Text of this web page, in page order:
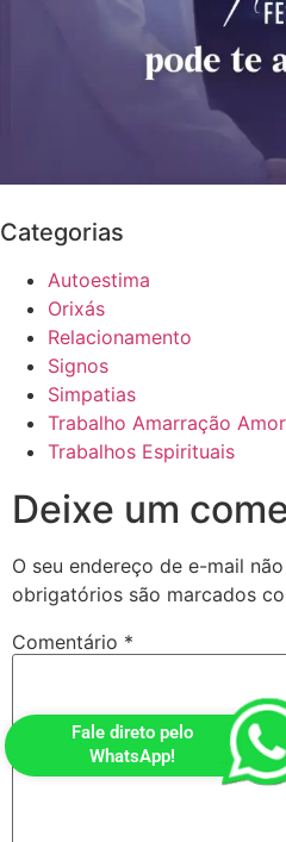
Categorias
Autoestima
Orixás
Relacionamento
Signos
Simpatias
Trabalho Amarração
Trabalhos Espirituais
Deixe um
O seu endereço de e-mail
obrigatórios são marcados
Comentário *
Fale direto pelo
WhatsApp!